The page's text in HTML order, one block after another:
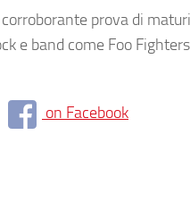
prova di
e band come Foo
on Facebook